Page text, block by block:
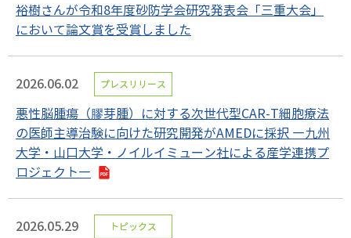
裕樹さんが令和8年度砂防学会研究発表会「三重大会」
において論文賞を受賞しました
2026.06.02 プレスリリース
悪性脳腫瘍（膠芽腫）に対する次世代型CAR-T細胞療法
の医師主導治験に向けた研究開発がAMEDに採択 ―九州
大学・山口大学・ノイルイミューン社による産学連携プ
ロジェクト―
2026.05.29 トピックス